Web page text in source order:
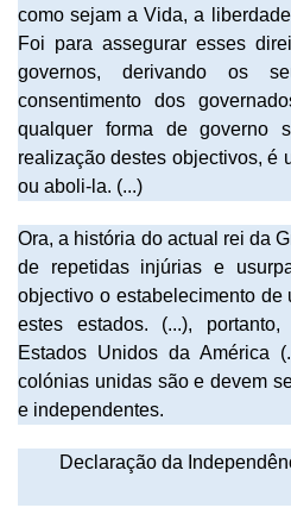
como sejam a Vida, a
Foi para assegurar esses
governos, derivando os
consentimento dos
qualquer forma de governo
realização destes objectivos, é
ou aboli-la. (...)
Ora, a história do actual rei da
de repetidas injúrias e
objectivo o estabelecimento de
estes estados. (...),
Estados Unidos da América
colónias unidas são e devem
e independentes.
Declaração da